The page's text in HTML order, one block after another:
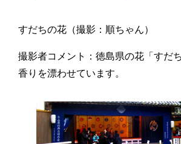
すだちの花（撮影：順ちゃん）
撮影者コメント：徳島県の花「すだ
香りを漂わせています。